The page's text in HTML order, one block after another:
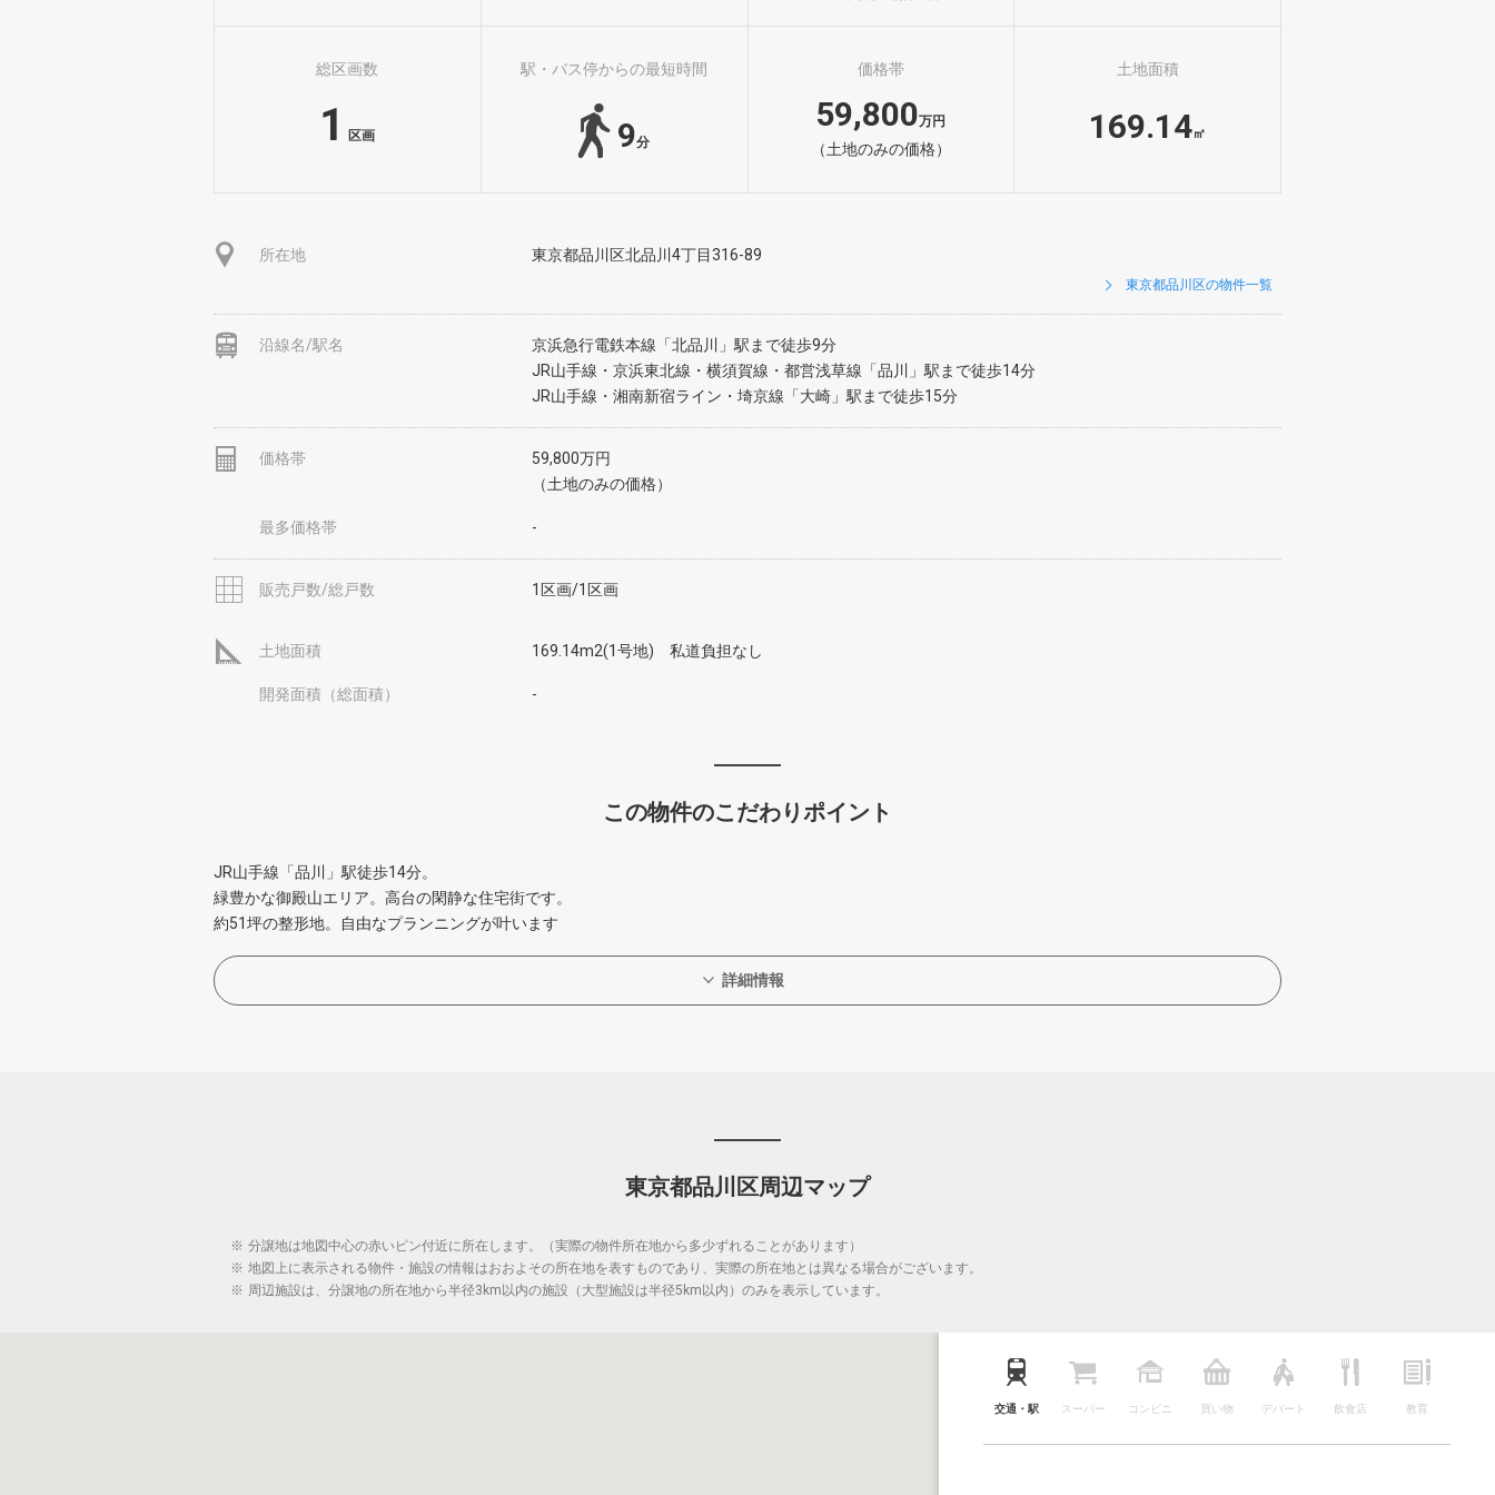
総区画数
1 区画
駅・バス停からの最短時間
9分
価格帯
59,800万円
（土地のみの価格）
土地面積
169.14㎡
所在地 東京都品川区北品川4丁目316-89
東京都品川区の物件一覧
沿線名/駅名
京浜急行電鉄本線「北品川」駅まで徒歩9分
JR山手線・京浜東北線・横須賀線・都営浅草線「品川」駅まで徒歩14分
JR山手線・湘南新宿ライン・埼京線「大崎」駅まで徒歩15分
価格帯
59,800万円
（土地のみの価格）
最多価格帯 -
販売戸数/総戸数 1区画/1区画
土地面積 169.14m2(1号地) 私道負担なし
開発面積（総面積） -
この物件のこだわりポイント
JR山手線「品川」駅徒歩14分。
緑豊かな御殿山エリア。高台の閑静な住宅街です。
約51坪の整形地。自由なプランニングが叶います
詳細情報
東京都品川区周辺マップ
※ 分譲地は地図中心の赤いピン付近に所在します。（実際の物件所在地から多少ずれることがあります）
※ 地図上に表示される物件・施設の情報はおおよその所在地を表すものであり、実際の所在地とは異なる場合がございます。
※ 周辺施設は、分譲地の所在地から半径3km以内の施設（大型施設は半径5km以内）のみを表示しています。
交通・駅 スーパー コンビニ 買い物 デパート 飲食店 教育